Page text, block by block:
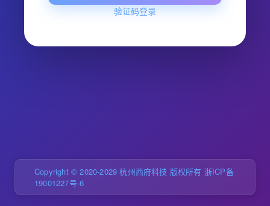
验证码登录
Copyright © 2020-2029 杭州西府科技 版权所有 浙ICP备
19001227号-6